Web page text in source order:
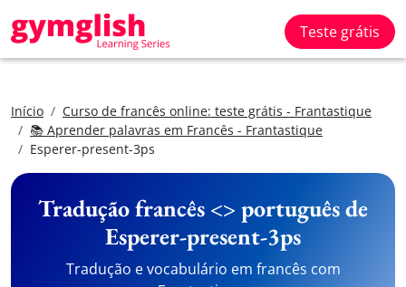
Teste grátis
Início
Curso de francês online: teste grátis - Frantastique
📚 Aprender palavras em Francês - Frantastique
Esperer-present-3ps
Tradução francês <> português de
Esperer-present-3ps
Tradução e vocabulário em francês com